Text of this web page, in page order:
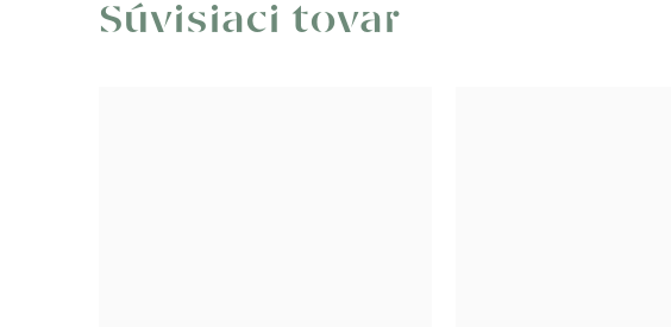
Súvisiaci tovar